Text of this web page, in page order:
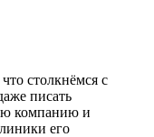
столкнёмся с
писать
компанию и
его